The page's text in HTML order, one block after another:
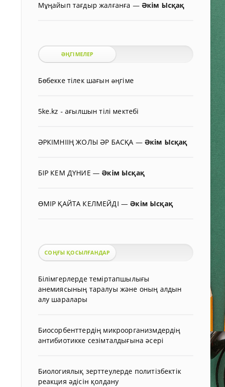
Мұңайып тағдыр жалғанға — Әкім Ысқақ
ӘҢГІМЕЛЕР
Бөбекке тілек шағын əңгіме
5ke.kz - ағылшын тілі мектебі
ӘРКІМНІІҢ ЖОЛЫ ӘР БАСҚА — Әкім Ысқақ
БІР КЕМ ДҮНИЕ — Әкім Ысқақ
ӨМІР ҚАЙТА КЕЛМЕЙДІ — Әкім Ысқақ
СОҢҒЫ ҚОСЫЛҒАНДАР
Білімгерлерде теміртапшылығы
анемиясының таралуы және оның алдын
алу шаралары
Биосорбенттердің микроорганизмдердің
антибиотикке сезімталдығына әсері
Биологиялық зерттеулерде политізбектік
реакция әдісін қолдану